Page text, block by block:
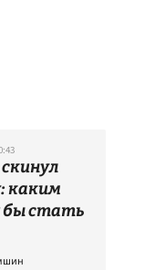
каким
бы стать